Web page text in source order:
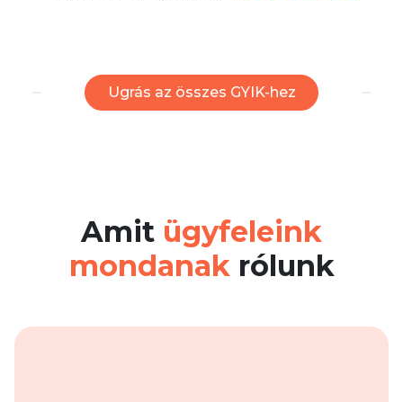
Ugrás az összes GYIK-hez
Amit ügyfeleink
mondanak rólunk